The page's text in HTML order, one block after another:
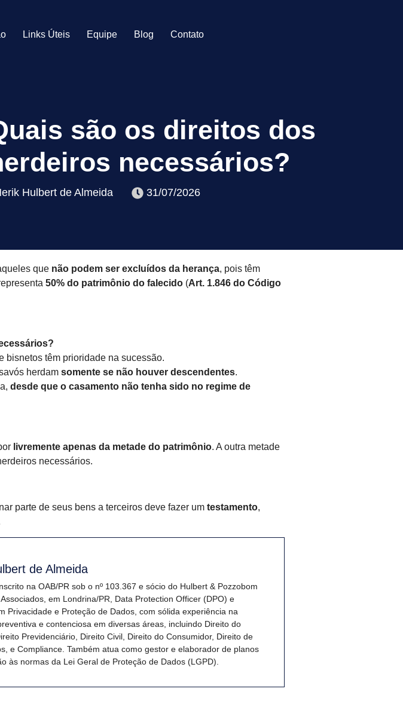
Links Úteis Equipe Blog Contato
são os direitos dos
necessários?
Hulbert de Almeida 31/07/2026
que não podem ser excluídos da herança, pois têm
50% do patrimônio do falecido (Art. 1.846 do Código
bisnetos têm prioridade na sucessão.
herdamsomente se não houver descendentes.
desde que o casamento não tenha sido no regime de
livremente apenas da metade do patrimônio. A outra metade
necessários.
parte de seus bens a terceiros deve fazer umtestamento,
de Almeida
na OAB/PR sob o nº 103.367 e sócio do Hulbert & Pozzobom
em Londrina/PR, Data Protection Officer (DPO) e
Privacidade e Proteção de Dados, com sólida experiência na
e contenciosa em diversas áreas, incluindo Direito do
Previdenciário, Direito Civil, Direito do Consumidor, Direito de
e Compliance. Também atua como gestor e elaborador de planos
às normas da Lei Geral de Proteção de Dados (LGPD).